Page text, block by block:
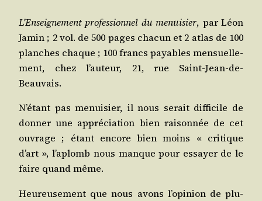
L’En­sei­gne­ment pro­fes­sion­nel du menui­sier, par Léon
Jamin ; 2 vol. de 500 pages cha­cun et 2 atlas de 100
planches chaque ; 100 francs payables men­suel­le­
ment, chez l’au­teur, 21, rue Saint-Jean-de-
Beauvais.
N’é­tant pas menui­sier, il nous serait dif­fi­cile de
don­ner une appré­cia­tion bien rai­son­née de cet
ouvrage ; étant encore bien moins « cri­tique
d’art », l’a­plomb nous manque pour essayer de le
faire quand même.
Heu­reu­se­ment que nous avons l’o­pi­nion de plu­